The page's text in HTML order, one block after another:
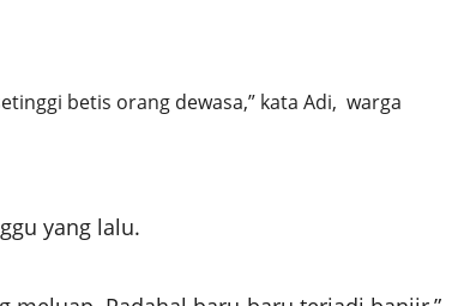
betis orang dewasa,” kata Adi, warga
yang lalu.